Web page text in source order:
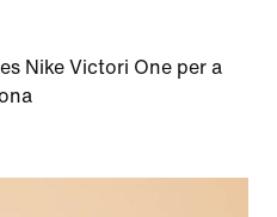
Nike Victori One per a